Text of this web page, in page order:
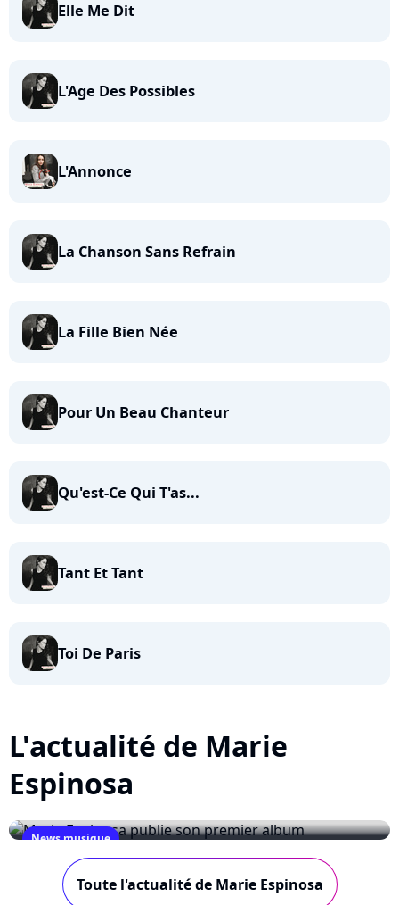
Elle Me Dit
L'Age Des Possibles
L'Annonce
La Chanson Sans Refrain
La Fille Bien Née
Pour Un Beau Chanteur
Qu'est-Ce Qui T'as...
Tant Et Tant
Toi De Paris
L'actualité de Marie
Espinosa
News musique
Marie Espinosa publie son premier album
September 2, 2009Toute l'actualité de Marie Espinosa